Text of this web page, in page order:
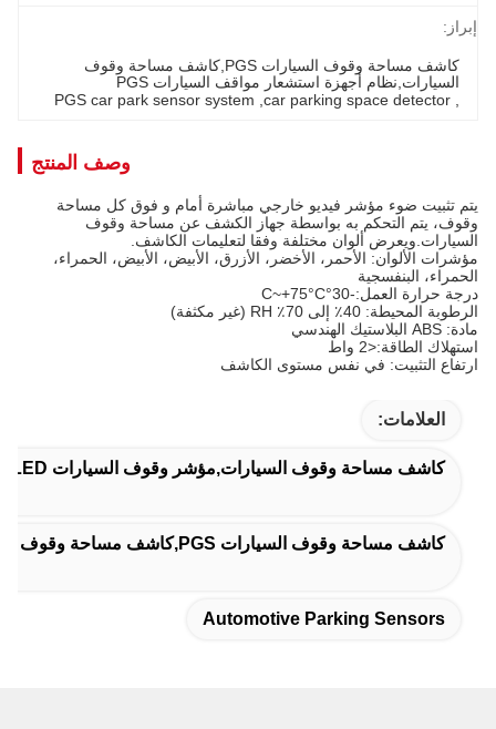
إبراز:
السيارات,نظام أجهزة استشعار مواقف السيارات PGS
car parking space detector
,
PGS car park sensor system
وصف المنتج
يتم تثبيت ضوء مؤشر فيديو خارجي مباشرة أمام و فوق كل مساحة
وقوف، يتم التحكم به بواسطة جهاز الكشف عن مساحة وقوف
السيارات.ويعرض ألوان مختلفة وفقا لتعليمات الكاشف.
مؤشرات الألوان: الأحمر، الأخضر، الأزرق، الأبيض، الأبيض، الحمراء،
الحمراء، البنفسجية
درجة حرارة العمل:-30°C~+75°C
الرطوبة المحيطة: 40٪ إلى 70٪ RH (غير مكثفة)
مادة: ABS البلاستيك الهندسي
استهلاك الطاقة:<2 واط
ارتفاع التثبيت: في نفس مستوى الكاشف
العلامات:
كاشف مساحة وقوف السيارات,مؤشر وقوف السيارات LED,أجهزة استشعار وقوف السيارات
كاشف مساحة وقوف السيارات PGS,كاشف مساحة وقوف السيارات,نظام أجهزة استشعار مواقف السيارات PGS
Automotive Parking Sensors